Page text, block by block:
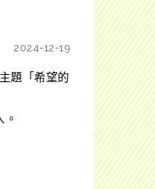
2024-12-19
題「希望的